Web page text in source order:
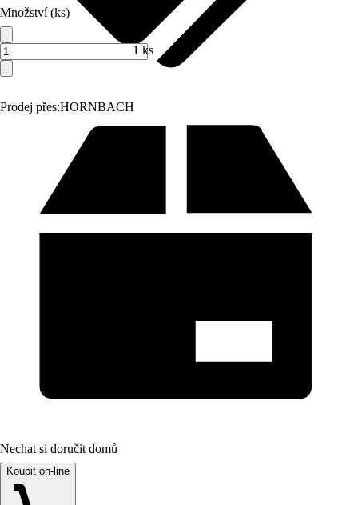
Prodej přes:HORNBACH
Množství (ks)
1 ks
Nechat si doručit domů
Koupit on-line